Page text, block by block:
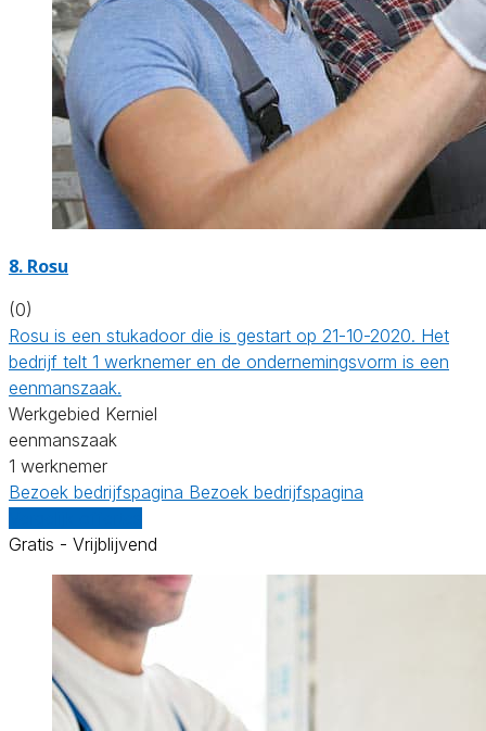
8. Rosu
(0)
Rosu is een stukadoor die is gestart op 21-10-2020. Het
bedrijf telt 1 werknemer en de ondernemingsvorm is een
eenmanszaak.
Werkgebied Kerniel
eenmanszaak
1 werknemer
Bezoek bedrijfspagina Bezoek bedrijfspagina
Gratis - Vrijblijvend